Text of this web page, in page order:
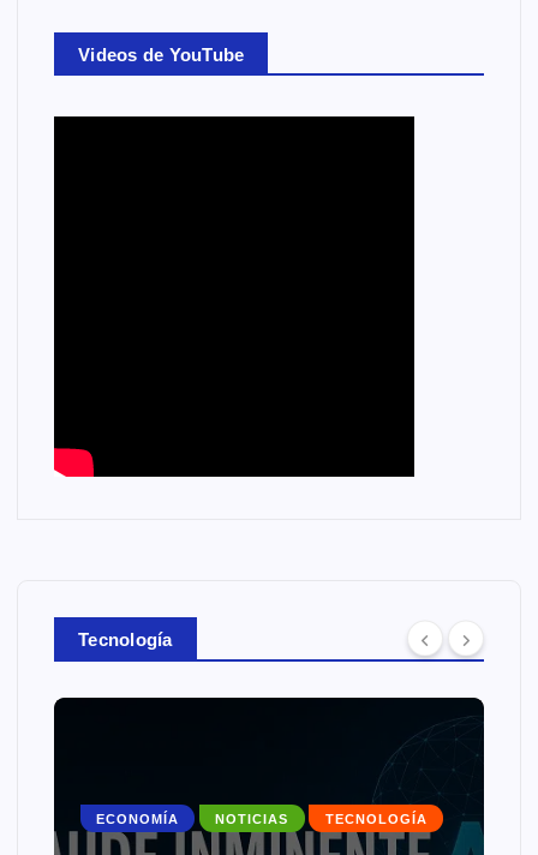
Videos de YouTube
Tecnología
ECONOMÍA NOTICIAS TECNOLOGÍA